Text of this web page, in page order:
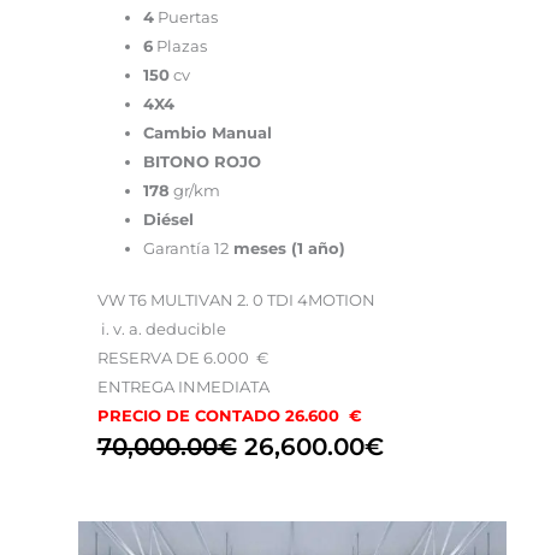
4Puertas
6Plazas
150cv
4X4
Cambio Manual
BITONO ROJO
178 gr/km
Diésel
Garantía 12meses (1 año)
VW T6 MULTIVAN 2. 0 TDI 4MOTION
i. v. a. deducible
RESERVA DE 6.000 €
ENTREGA INMEDIATA
PRECIO DE CONTADO 26.600 €
70,000.00€ 26,600.00€
El